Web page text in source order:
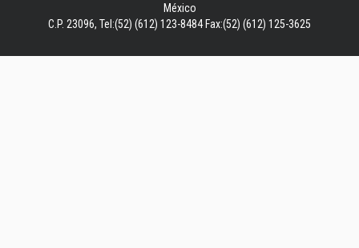
México
C.P. 23096, Tel:(52) (612) 123-8484 Fax:(52) (612) 125-3625